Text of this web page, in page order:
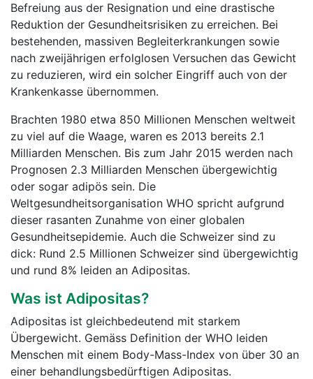
Befreiung aus der Resignation und eine drastische
Reduktion der Gesundheitsrisiken zu erreichen. Bei
bestehenden, massiven Begleiterkrankungen sowie
nach zweijährigen erfolglosen Versuchen das Gewicht
zu reduzieren, wird ein solcher Eingriff auch von der
Krankenkasse übernommen.
Brachten 1980 etwa 850 Millionen Menschen weltweit
zu viel auf die Waage, waren es 2013 bereits 2.1
Milliarden Menschen. Bis zum Jahr 2015 werden nach
Prognosen 2.3 Milliarden Menschen übergewichtig
oder sogar adipös sein. Die
Weltgesundheitsorganisation WHO spricht aufgrund
dieser rasanten Zunahme von einer globalen
Gesundheitsepidemie. Auch die Schweizer sind zu
dick: Rund 2.5 Millionen Schweizer sind übergewichtig
und rund 8% leiden an Adipositas.
Was ist Adipositas?
Adipositas ist gleichbedeutend mit starkem
Übergewicht. Gemäss Definition der WHO leiden
Menschen mit einem Body-Mass-Index von über 30 an
einer behandlungsbedürftigen Adipositas.